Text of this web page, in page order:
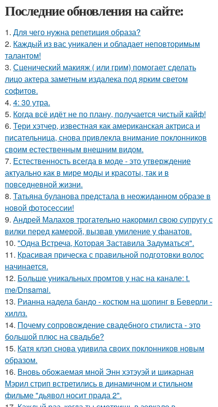
Последние обновления на сайте:
1. Для чего нужна репетиция образа?
2. Каждый из вас уникален и обладает неповторимым
талантом!
3. Сценический макияж ( или грим) помогает сделать
лицо актера заметным издалека под ярким светом
софитов.
4. 4: 30 утра.
5. Когда всё идёт не по плану, получается чистый кайф!
6. Тери хэтчер, известная как американская актриса и
писательница, снова привлекла внимание поклонников
своим естественным внешним видом.
7. Естественность всегда в моде - это утверждение
актуально как в мире моды и красоты, так и в
повседневной жизни.
8. Татьяна буланова предстала в неожиданном образе в
новой фотосессии!
9. Андрей Малахов трогательно накормил свою супругу с
вилки перед камерой, вызвав умиление у фанатов.
10. "Одна Встреча, Которая Заставила Задуматься".
11. Красивая прическа с правильной подготовки волос
начинается.
12. Больше уникальных промтов у нас на канале: t.
me/Dnsamai.
13. Рианна надела бандо - костюм на шопинг в Беверли -
хиллз.
14. Почему сопровождение свадебного стилиста - это
большой плюс на свадьбе?
15. Катя клэп снова удивила своих поклонников новым
образом.
16. Вновь обожаемая мной Энн хэтэуэй и шикарная
Мэрил стрип встретились в динамичном и стильном
фильме "дьявол носит прада 2".